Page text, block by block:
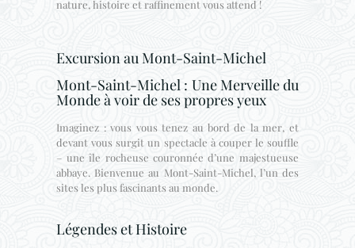
nature, histoire et raffinement vous attend !
Excursion au Mont-Saint-Michel
Mont-Saint-Michel : Une Merveille du
Monde à voir de ses propres yeux
Imaginez : vous vous tenez au bord de la mer, et
devant vous surgit un spectacle à couper le souffle
– une île rocheuse couronnée d’une majestueuse
abbaye. Bienvenue au Mont-Saint-Michel, l’un des
sites les plus fascinants au monde.
Légendes et Histoire